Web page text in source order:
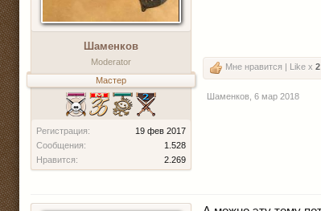
Шаменков
Moderator
Мастер
Регистрация:
19 фев 2017
Сообщения:
1.528
Нравится:
2.269
Мне нравится | Like x 2
Шаменков 6 мар 2018